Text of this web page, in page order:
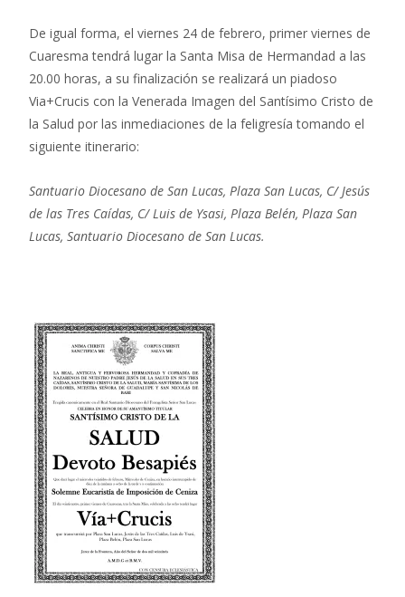
De igual forma, el viernes 24 de febrero, primer viernes de
Cuaresma tendrá lugar la Santa Misa de Hermandad a las
20.00 horas, a su finalización se realizará un piadoso
Via+Crucis con la Venerada Imagen del Santísimo Cristo de
la Salud por las inmediaciones de la feligresía tomando el
siguiente itinerario:
Santuario Diocesano de San Lucas, Plaza San Lucas, C/ Jesús
de las Tres Caídas, C/ Luis de Ysasi, Plaza Belén, Plaza San
Lucas, Santuario Diocesano de San Lucas.